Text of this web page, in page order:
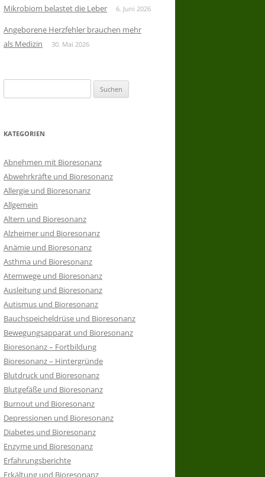
Mikrobiom belastet die Leber
6. Juni 2026
Angeborene Herzfehler brauchen mehr
als Medizin
30. Mai 2026
nach:
KATEGORIEN
Abnehmen mit Bioresonanz
Abwehrkräfte und Bioresonanz
Allergie und Bioresonanz
Allgemein
Altern und Bioresonanz
Alzheimer und Bioresonanz
Anämie und Bioresonanz
Asthma und Bioresonanz
Atemwege und Bioresonanz
Ausleitung und Bioresonanz
Autismus und Bioresonanz
Bauchspeicheldrüse und Bioresonanz
Bewegungsapparat und Bioresonanz
Bioresonanz – Fortbildung
Bioresonanz – Hintergründe
Blutdruck und Bioresonanz
Blutgefäße und Bioresonanz
Burnout und Bioresonanz
Depressionen und Bioresonanz
Diabetes und Bioresonanz
Enzyme und Bioresonanz
Erfahrungsberichte
Erkältung und Bioresonanz